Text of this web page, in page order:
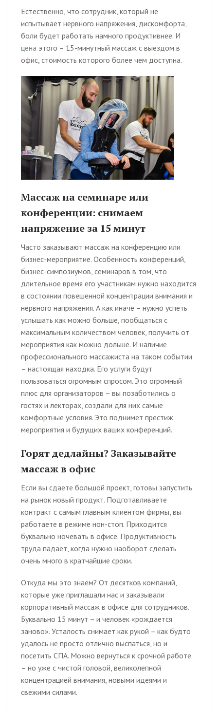
Естественно, что сотрудник, который не
испытывает нервного напряжения, дискомфорта,
боли будет работать намного продуктивнее. И
цена этого – 15-минутный массаж с выездом в
офис, стоимость которого более чем доступна.
Массаж на семинаре или
конференции: снимаем
напряжение за 15 минут
Часто заказывают массаж на конференцию или
бизнес-мероприятие. Особенность конференций,
бизнес-симпозиумов, семинаров в том, что
длительное время его участникам нужно находится
в состоянии повешенной концентрации внимания и
нервного напряжения. А как иначе – нужно успеть
услышать как можно больше, пообщаться с
максимальным количеством человек, получить от
мероприятия как можно дольше. И наличие
профессионального массажиста на таком событии
– настоящая находка. Его услуги будут
пользоваться огромным спросом. Это огромный
плюс для организаторов – вы позаботились о
гостях и лекторах, создали для них самые
комфортные условия. Это поднимет престиж
мероприятия и будущих ваших конференций.
Горят дедлайны? Заказывайте
массаж в офис
Если вы сдаете большой проект, готовы запустить
на рынок новый продукт. Подготавливаете
контракт с самым главным клиентом фирмы, вы
работаете в режиме нон-стоп. Приходится
буквально ночевать в офисе. Продуктивность
труда падает, когда нужно наоборот сделать
очень много в кратчайшие сроки.
Откуда мы это знаем? От десятков компаний,
которые уже приглашали нас и заказывали
корпоративный массаж в офисе для сотрудников.
Буквально 15 минут – и человек «рождается
заново». Усталость снимает как рукой – как будто
удалось не просто отлично выспаться, но и
посетить СПА. Можно вернуться к срочной работе
– но уже с чистой головой, великолепной
концентрацией внимания, новыми идеями и
свежими силами.